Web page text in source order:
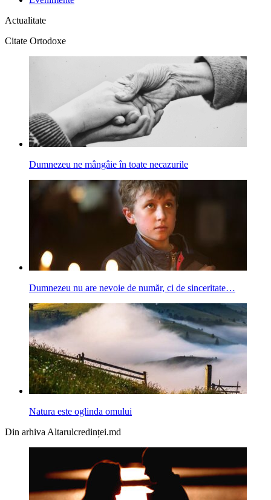
Actualitate
Citate Ortodoxe
Dumnezeu ne mângâie în toate necazurile
Dumnezeu nu are nevoie de număr, ci de sinceritate…
Natura este oglinda omului
Din arhiva Altarulcredinței.md